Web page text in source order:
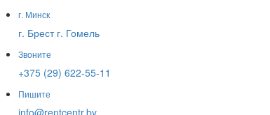
г. Минск
г. Брест г. Гомель
Звоните
+375 (29) 622-55-11
Пишите
info@rentcentr.by